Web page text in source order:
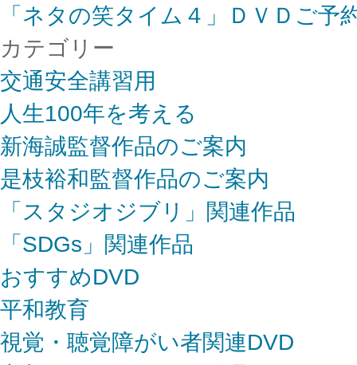
「ネタの笑タイム４」ＤＶＤご予
カテゴリー
交通安全講習用
人生100年を考える
新海誠監督作品のご案内
是枝裕和監督作品のご案内
「スタジオジブリ」関連作品
「SDGs」関連作品
おすすめDVD
平和教育
視覚・聴覚障がい者関連DVD